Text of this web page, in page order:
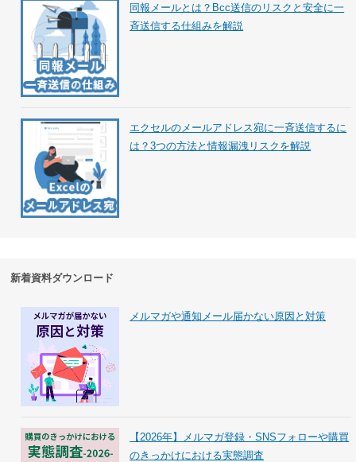
同報メールとは？Bcc送信のリスクと安全に一
斉送信する仕組みを解説
エクセルのメールアドレス宛に一斉送信するに
は？3つの方法と情報漏洩リスクを解説
新着資料ダウンロード
メルマガや通知メール届かない原因と対策
【2026年】メルマガ登録・SNSフォローや購買
のきっかけにおける実態調査